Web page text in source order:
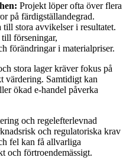
Projekt löper ofta över flera
på färdigställandegrad.
stora avvikelser i resultatet.
förseningar,
förändringar i materialpriser.
stora lager kräver fokus på
värdering. Samtidigt kan
ökad e-handel påverka
och regelefterlevnad
och regulatoriska krav
fel kan få allvarliga
och förtroendemässigt.